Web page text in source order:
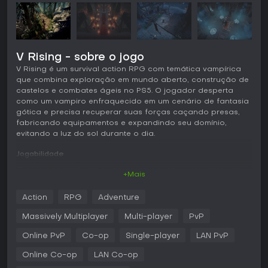
V Rising - sobre o jogo
V Rising é um survival action RPG com temática vampírica
que combina exploração em mundo aberto, construção de
castelos e combates ágeis no PS5. O jogador desperta
como um vampiro enfraquecido em um cenário de fantasia
gótica e precisa recuperar suas forças caçando presas,
fabricando equipamentos e expandindo seu domínio,
evitando a luz do sol durante o dia.
Jogabilidade
cavernas repletas de materiais e perigos. Durante o dia é
noite surgem oportunidades de caçar e absorver poder
isométrica, com armas combinadas a feitiços e habilidades
+Mais
Action RPG Adventure
Massively Multiplayer Multi-player PvP
Online PvP Co-op Single-player LAN PvP
Online Co-op LAN Co-op